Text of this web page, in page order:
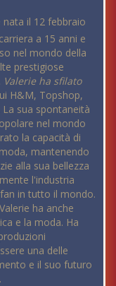
il 12 febbraio
a 15 anni e
nel mondo della
prestigiose
Valerie ha sfilato
H&M, Topshop,
sua spontaneità
nel mondo
la capacità di
mantenendo
alla sua bellezza
l'industria
in tutto il mondo.
ha anche
e la moda. Ha
una delle
e il suo futuro